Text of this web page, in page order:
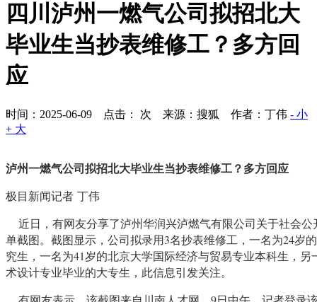
四川泸州一燃气公司拟招北大
毕业生当抄表维修工？多方回
应
时间：2025-06-09 点击： 次 来源：搜狐 作者：丁伟 - 小
+ 大
泸州一燃气公司拟招北大毕业生当抄表维修工？多方回应
极目新闻记者 丁伟
近日，有网友分享了泸州华润兴泸燃气有限公司关于社会公
单截图。截图显示，公司拟录用3名抄表维修工，一名为24岁
究生，一名为41岁的北京大学国际经济与贸易专业本科生，
术设计专业毕业的大专生，此信息引发关注。